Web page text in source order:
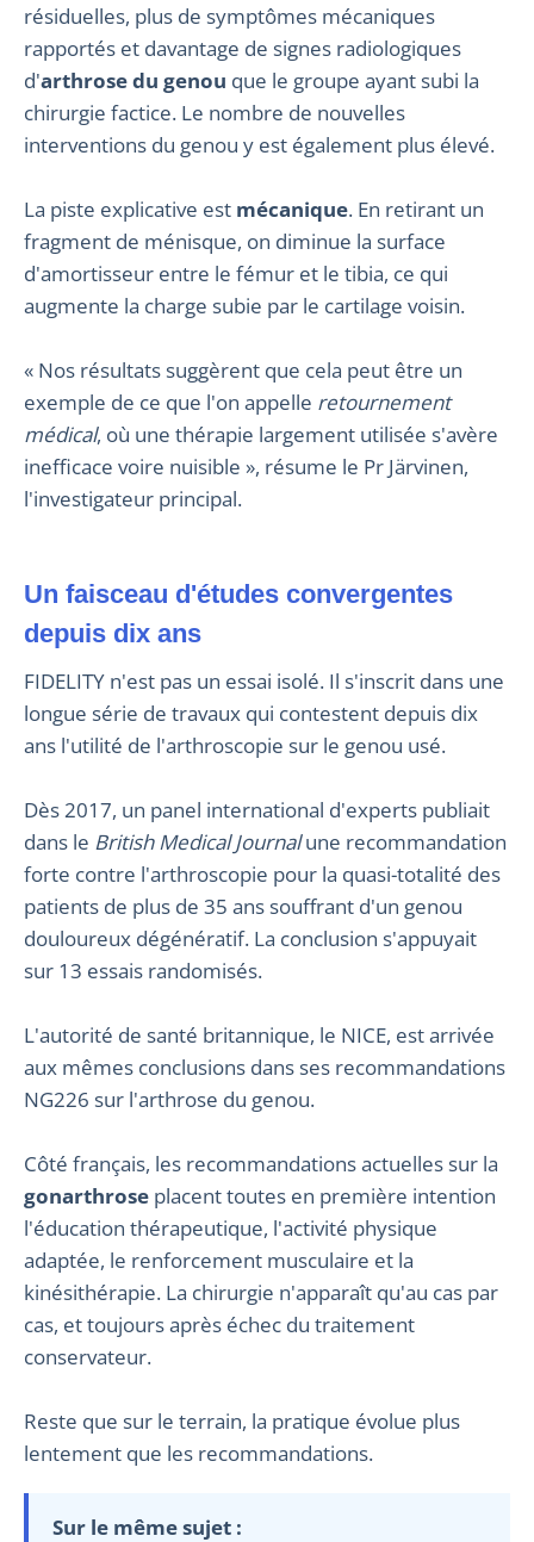
résiduelles, plus de symptômes mécaniques
rapportés et davantage de signes radiologiques
d'arthrose du genou que le groupe ayant subi la
chirurgie factice. Le nombre de nouvelles
interventions du genou y est également plus élevé.
La piste explicative est mécanique. En retirant un
fragment de ménisque, on diminue la surface
d'amortisseur entre le fémur et le tibia, ce qui
augmente la charge subie par le cartilage voisin.
« Nos résultats suggèrent que cela peut être un
exemple de ce que l'on appelle retournement
médical, où une thérapie largement utilisée s'avère
inefficace voire nuisible », résume le Pr Järvinen,
l'investigateur principal.
Un faisceau d'études convergentes
depuis dix ans
FIDELITY n'est pas un essai isolé. Il s'inscrit dans une
longue série de travaux qui contestent depuis dix
ans l'utilité de l'arthroscopie sur le genou usé.
Dès 2017, un panel international d'experts publiait
dans le British Medical Journalune recommandation
forte contre l'arthroscopie pour la quasi-totalité des
patients de plus de 35 ans souffrant d'un genou
douloureux dégénératif. La conclusion s'appuyait
sur 13 essais randomisés.
L'autorité de santé britannique, le NICE, est arrivée
aux mêmes conclusions dans ses recommandations
NG226 sur l'arthrose du genou.
Côté français, les recommandations actuelles sur la
gonarthrose placent toutes en première intention
l'éducation thérapeutique, l'activité physique
adaptée, le renforcement musculaire et la
kinésithérapie. La chirurgie n'apparaît qu'au cas par
cas, et toujours après échec du traitement
conservateur.
Reste que sur le terrain, la pratique évolue plus
lentement que les recommandations.
Sur le même sujet :